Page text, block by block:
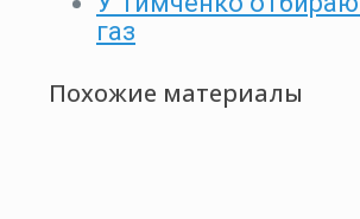
газ
Похожие материалы